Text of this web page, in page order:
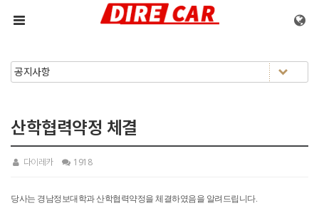
메뉴 건너뛰기
산학협력약정 체결
다이레카 1918
당사는 경남정보대학과 산학협력약정을 체결하였음을 알려드립니다.